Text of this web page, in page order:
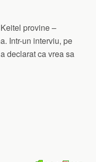
provine –
Intr-un interviu, pe
declarat ca vrea sa